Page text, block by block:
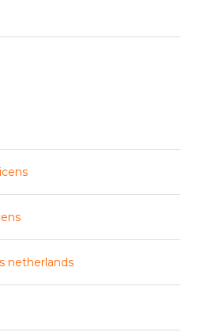
netherlands